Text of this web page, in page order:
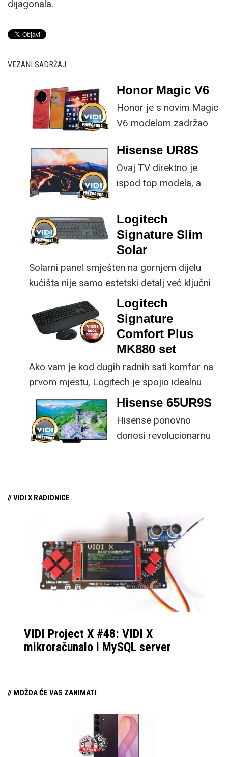
dijagonala.
VEZANI SADRŽAJ:
Honor Magic V6
Honor je s novim Magic
V6 modelom zadržao
specifikacije, no
istovremeno
implementirao
ključne svakom
korisniku.
Hisense UR8S
Ovaj TV direktno je
ispod top modela, a
male ustupke možete
osjetno uštedjeti pri
kupnji.
Logitech
Signature Slim
Solar
Solarni panel smješten na gornjem dijelu
kućišta nije samo estetski detalj već ključni
dio koncepta ovog proizvoda, jer koristi
energiju prirodnog ili umjetnog svjetla za
rad.
Logitech
Signature
Comfort Plus
MK880 set
Ako vam je kod dugih radnih sati komfor na
prvom mjestu, Logitech je spojio idealnu
kombinaciju tipkovnice i miša s naprednim
funkcijama.
Hisense 65UR9S
Hisense ponovno
donosi revolucionarnu
// VIDI X RADIONICE
VIDI Project X #48: VIDI X
mikroračunalo i MySQL server
// MOŽDA ĆE VAS ZANIMATI